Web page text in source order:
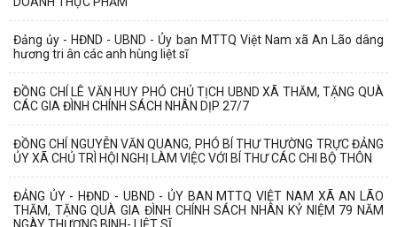
Đảng ủy - HĐND - UBND - Ủy ban MTTQ Việt Nam xã An Lão dâng
hương tri ân các anh hùng liệt sĩ
ĐỒNG CHÍ LÊ VĂN HUY PHÓ CHỦ TỊCH UBND XÃ THĂM, TẶNG QUÀ
CÁC GIA ĐÌNH CHÍNH SÁCH NHÂN DỊP 27/7
ĐỒNG CHÍ NGUYỄN VĂN QUANG, PHÓ BÍ THƯ THƯỜNG TRỰC ĐẢNG
ỦY XÃ CHỦ TRÌ HỘI NGHỊ LÀM VIỆC VỚI BÍ THƯ CÁC CHI BỘ THÔN
ĐẢNG ỦY - HĐND - UBND - ỦY BAN MTTQ VIỆT NAM XÃ AN LÃO
THĂM, TẶNG QUÀ GIA ĐÌNH CHÍNH SÁCH NHÂN KỶ NIỆM 79 NĂM